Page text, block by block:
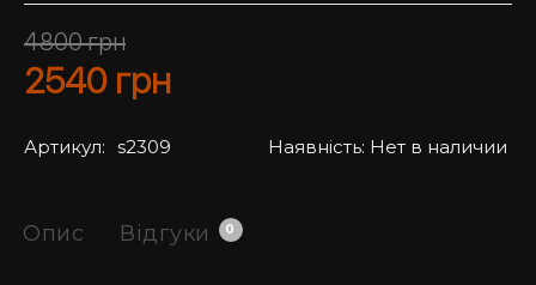
4800грн
2540 грн
Артикул: s2309 Наявність: Нет в наличии
Опис Відгуки 0